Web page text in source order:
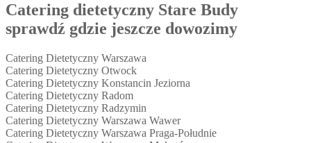
Catering dietetyczny Stare Budy
sprawdź gdzie jeszcze dowozimy
Catering Dietetyczny Warszawa
Catering Dietetyczny Otwock
Catering Dietetyczny Konstancin Jeziorna
Catering Dietetyczny Radom
Catering Dietetyczny Radzymin
Catering Dietetyczny Warszawa Wawer
Catering Dietetyczny Warszawa Praga-Południe